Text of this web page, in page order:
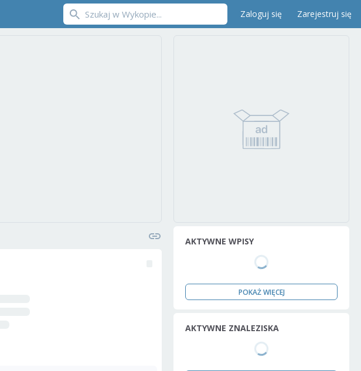
Zaloguj się Zarejestruj się
AKTYWNE WPISY
POKAŻ WIĘCEJ
AKTYWNE ZNALEZISKA